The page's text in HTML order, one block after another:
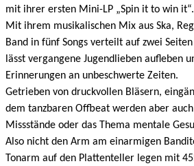
mit ihrer ersten Mini-LP „Spin it to win
Mit ihrem musikalischen Mix aus Ska,
Band in fünf Songs verteilt auf zwei
lässt vergangene Jugendlieben aufleben
Erinnerungen an unbeschwerte Zeiten.
Getrieben von druckvollen Bläsern,
dem tanzbaren Offbeat werden aber
Missstände oder das Thema mentale
Also nicht den Arm am einarmigen
Tonarm auf den Plattenteller legen mit